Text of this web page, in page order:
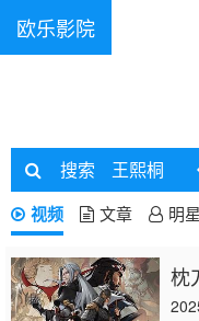
欧乐影院
搜索 王熙桐
视频 文章 明星
枕